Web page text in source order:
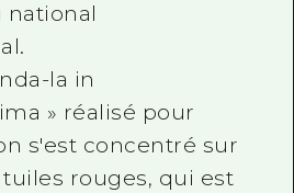
national
la in
» réalisé pour
s'est concentré sur
rouges, qui est